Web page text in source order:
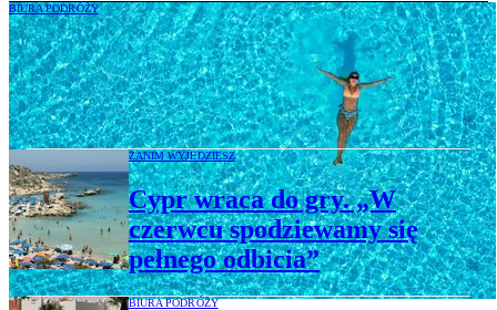
BIURA PODRÓŻY
Wakacje 2026: Bułgaria plus 100 zł,
Turcja – 180 zł, Egipt – 360 zł, Grecja –
400 złotych
ZANIM WYJEDZIESZ
Cypr wraca do gry. „W
czerwcu spodziewamy się
pełnego odbicia”
BIURA PODRÓŻY